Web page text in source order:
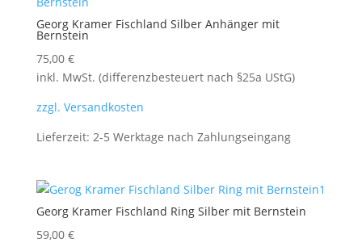
Georg Kramer Fischland Silber Anhänger mit
Bernstein
75,00 €
inkl. MwSt. (differenzbesteuert nach §25a UStG)
zzgl. Versandkosten
Lieferzeit: 2-5 Werktage nach Zahlungseingang
Georg Kramer Fischland Ring Silber mit Bernstein
59,00 €